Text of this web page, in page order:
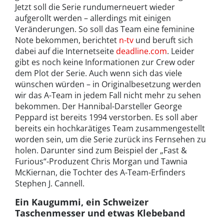
Jetzt soll die Serie rundumerneuert wieder
aufgerollt werden – allerdings mit einigen
Veränderungen. So soll das Team eine feminine
Note bekommen, berichtet n-tv und beruft sich
dabei auf die Internetseitedeadline.com. Leider
gibt es noch keine Informationen zur Crew oder
dem Plot der Serie. Auch wenn sich das viele
wünschen würden – in Originalbesetzung werden
wir das A-Team in jedem Fall nicht mehr zu sehen
bekommen. Der Hannibal-Darsteller George
Peppard ist bereits 1994 verstorben. Es soll aber
bereits ein hochkarätiges Team zusammengestellt
worden sein, um die Serie zurück ins Fernsehen zu
holen. Darunter sind zum Beispiel der „Fast &
Furious“-Produzent Chris Morgan und Tawnia
McKiernan, die Tochter des A-Team-Erfinders
Stephen J. Cannell.
Ein Kaugummi, ein Schweizer
Taschenmesser und etwas Klebeband